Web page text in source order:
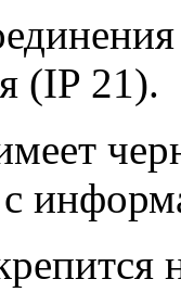
(IP 21).